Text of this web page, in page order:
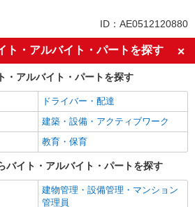
社会保険あり
ID：AE0512120880
ト・アルバイト・パートを探す
・アルバイト・パートを探す
ドライバー・配達
建築・設備・アクティブワーク
教育・保育
バイト・アルバイト・パートを探す
建物管理・設備管理・マンション
管理員